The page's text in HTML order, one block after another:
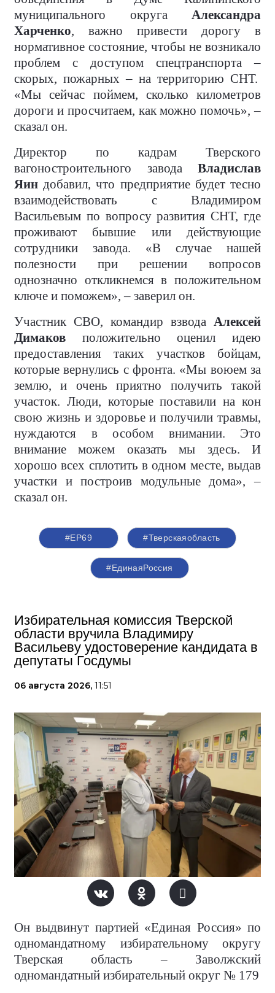
муниципального округа Александра
Харченко, важно привести дорогу в
нормативное состояние, чтобы не возникало
проблем с доступом спецтранспорта –
скорых, пожарных – на территорию СНТ.
«Мы сейчас поймем, сколько километров
дороги и просчитаем, как можно помочь», –
сказал он.
Директор по кадрам Тверского
вагоностроительного завода Владислав
Яин добавил, что предприятие будет тесно
взаимодействовать с Владимиром
Васильевым по вопросу развития СНТ, где
проживают бывшие или действующие
сотрудники завода. «В случае нашей
полезности при решении вопросов
однозначно откликнемся в положительном
ключе и поможем», – заверил он.
Участник СВО, командир взвода Алексей
Димаков положительно оценил идею
предоставления таких участков бойцам,
которые вернулись с фронта. «Мы воюем за
землю, и очень приятно получить такой
участок. Люди, которые поставили на кон
свою жизнь и здоровье и получили травмы,
нуждаются в особом внимании. Это
внимание можем оказать мы здесь. И
хорошо всех сплотить в одном месте, выдав
участки и построив модульные дома», –
сказал он.
#ЕР69 #Тверскаяобласть
#ЕдинаяРоссия
Избирательная комиссия Тверской
области вручила Владимиру
Васильеву удостоверение кандидата в
депутаты Госдумы
06 августа 2026, 11:51
Он выдвинут партией «Единая Россия» по
одномандатному избирательному округу
Тверская область – Заволжский
одномандатный избирательный округ № 179